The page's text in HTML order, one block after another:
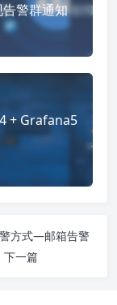
警群通知
+ Grafana5
方式—邮箱告警
下一篇